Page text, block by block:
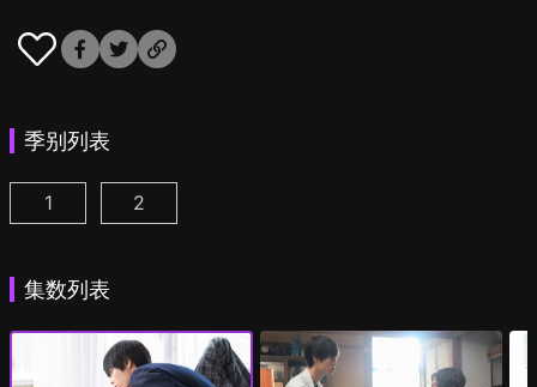
季别列表
美丽的他 第1季 第1集
1 美丽的他 第2季 第1集
2
集数列表